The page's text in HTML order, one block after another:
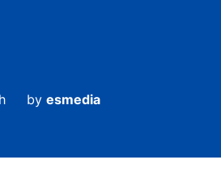
by esmedia